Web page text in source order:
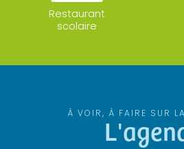
Restaurant
scolaire
À VOIR, À FAIRE SUR